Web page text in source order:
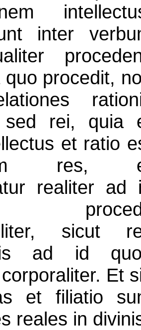
inter
quo procedit,
sed rei, quia
et ratio
res,
realiter ad
sicut
ad id
Et
et filiatio
reales in